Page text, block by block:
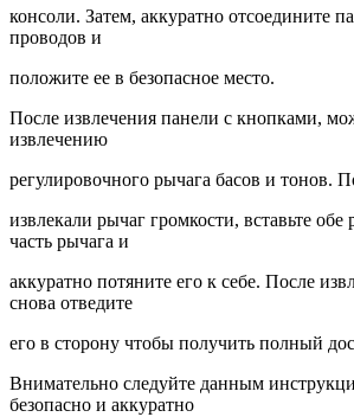
консоли. Затем, аккуратно отсоедините
проводов и
положите ее в безопасное место.
После извлечения панели с кнопками,
извлечению
регулировочного рычага басов и тонов.
извлекали рычаг громкости, вставьте
часть рычага и
аккуратно потяните его к себе. После
снова отведите
его в сторону чтобы получить полный
Внимательно следуйте данным
безопасно и аккуратно